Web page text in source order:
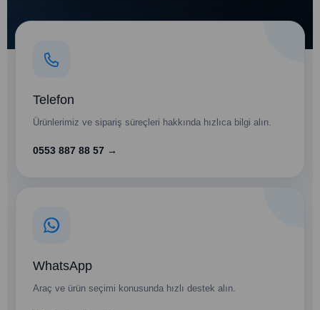
Telefon
Ürünlerimiz ve sipariş süreçleri hakkında hızlıca bilgi alın.
0553 887 88 57 →
WhatsApp
Araç ve ürün seçimi konusunda hızlı destek alın.